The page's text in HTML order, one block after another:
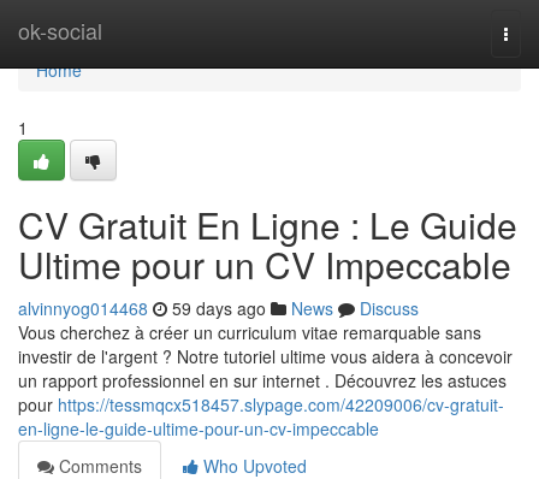
ok-social
Home
Home
1
CV Gratuit En Ligne : Le Guide
Ultime pour un CV Impeccable
alvinnyog014468 59 days ago News
Discuss
Vous cherchez à créer un curriculum vitae remarquable sans
investir de l'argent ? Notre tutoriel ultime vous aidera à concevoir
un rapport professionnel en sur internet . Découvrez les astuces
pour https://tessmqcx518457.slypage.com/42209006/cv-gratuit-
en-ligne-le-guide-ultime-pour-un-cv-impeccable
Comments
Who Upvoted